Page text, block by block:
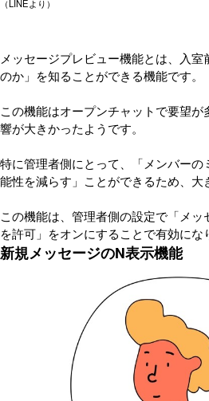
（LINEより）
メッセージプレビュー機能とは、入
のか」を知ることができる機能です。
この機能はオープンチャットで要望
響が大きかったようです。
特に管理者側にとって、「メンバー
能性を減らす」ことができるため、大
この機能は、管理者側の設定で「メ
を許可」をオンにすることで有効にな
新規メッセージのN表示機能